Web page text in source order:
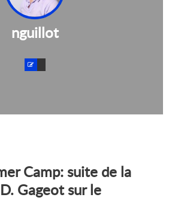
nguillot
Camp: suite de la
Gageot sur le